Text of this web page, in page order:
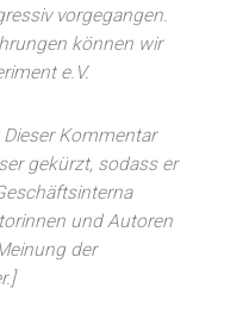
vorgegangen.
können wir
e.V.
Kommentar
gekürzt, sodass er
und Autoren
der